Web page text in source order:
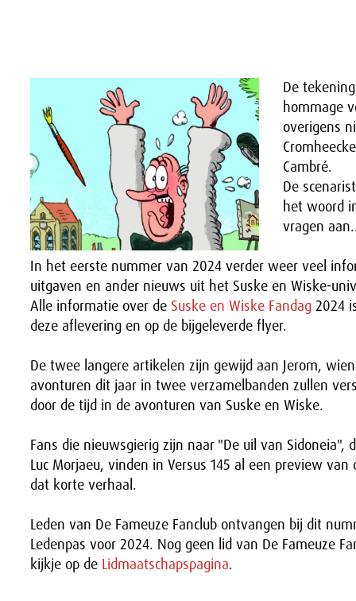
De
hommage
overigens
Cambré.
De
het woord
vragen
In het eerste nummer van 2024 verder weer veel
uitgaven en ander nieuws uit het Suske en Wiske-
Alle informatie over de Suske en Wiske Fandag2024
deze aflevering en op de bijgeleverde flyer.
De twee langere artikelen zijn gewijd aan Jerom,
avonturen dit jaar in twee verzamelbanden zullen
door de tijd in de avonturen van Suske en Wiske.
Fans die nieuwsgierig zijn naar "De uil van Sidoneia",
Luc Morjaeu, vinden in Versus 145 al een preview
dat korte verhaal.
Leden van De Fameuze Fanclub ontvangen bij dit
Ledenpas voor 2024. Nog geen lid van De Fameuze
kijkje op de Lidmaatschapspagina.